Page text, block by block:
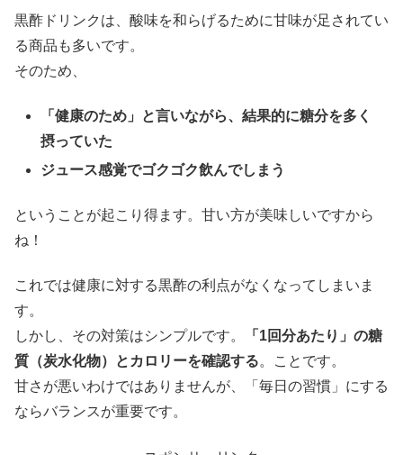
黒酢ドリンクは、酸味を和らげるために甘味が足されてい
る商品も多いです。
そのため、
「健康のため」と言いながら、結果的に糖分を多く
摂っていた
ジュース感覚でゴクゴク飲んでしまう
ということが起こり得ます。甘い方が美味しいですから
ね！
これでは健康に対する黒酢の利点がなくなってしまいま
す。
しかし、その対策はシンプルです。
「1回分あたり」の糖
質（炭水化物）とカロリーを確認する。ことです。
甘さが悪いわけではありませんが、「毎日の習慣」にする
ならバランスが重要です。